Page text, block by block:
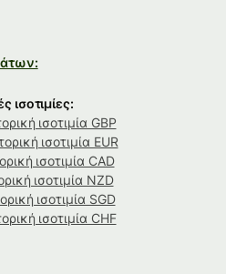
ισοτιμίες:
ισοτιμία GBP
ισοτιμία EUR
ισοτιμία CAD
ισοτιμία NZD
ισοτιμία SGD
ισοτιμία CHF